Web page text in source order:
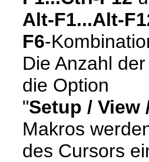
Alt-F1...Alt-
F6-
Die Anzahl
die Option
"Setup /
Makros
des Cursors